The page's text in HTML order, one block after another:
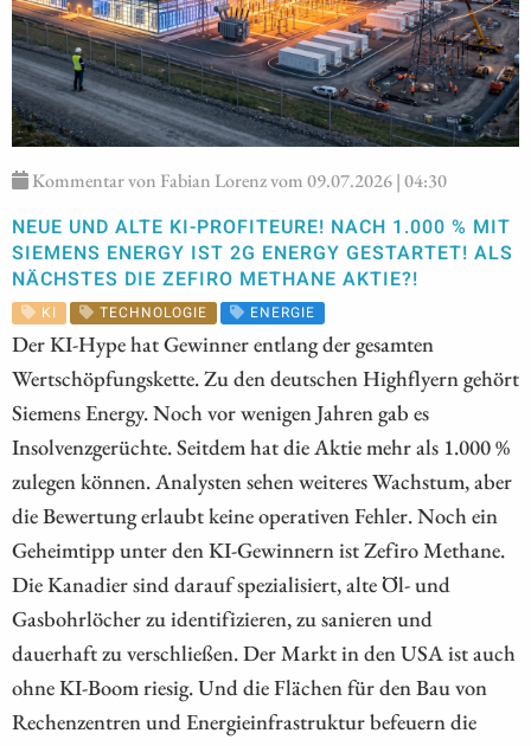
Kommentar von Fabian Lorenz vom 09.07.2026 | 04:30
NEUE UND ALTE KI-PROFITEURE! NACH 1.000 % MIT
SIEMENS ENERGY IST 2G ENERGY GESTARTET! ALS
NÄCHSTES DIE ZEFIRO METHANE AKTIE?!
KI TECHNOLOGIE ENERGIE
Der KI-Hype hat Gewinner entlang der gesamten
Wertschöpfungskette. Zu den deutschen Highflyern gehört
Siemens Energy. Noch vor wenigen Jahren gab es
Insolvenzgerüchte. Seitdem hat die Aktie mehr als 1.000 %
zulegen können. Analysten sehen weiteres Wachstum, aber
die Bewertung erlaubt keine operativen Fehler. Noch ein
Geheimtipp unter den KI-Gewinnern ist Zefiro Methane.
Die Kanadier sind darauf spezialisiert, alte Öl- und
Gasbohrlöcher zu identifizieren, zu sanieren und
dauerhaft zu verschließen. Der Markt in den USA ist auch
ohne KI-Boom riesig. Und die Flächen für den Bau von
Rechenzentren und Energieinfrastruktur befeuern die